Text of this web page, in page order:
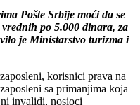
Pošte Srbije moći da se
po 5.000 dinara, za
je Ministarstvo turizma i
korisnici prava na
sa primanjima koja
invalidi, nosioci